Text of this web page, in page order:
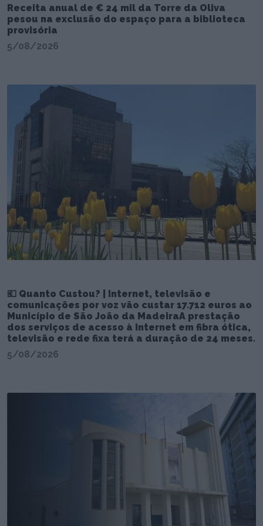
Receita anual de € 24 mil da Torre da Oliva
pesou na exclusão do espaço para a biblioteca
provisória
5/08/2026
💶 Quanto Custou? | Internet, televisão e
comunicações por voz vão custar 17.712 euros ao
Município de São João da MadeiraA prestação
dos serviços de acesso à internet em fibra ótica,
televisão e rede fixa terá a duração de 24 meses.
5/08/2026